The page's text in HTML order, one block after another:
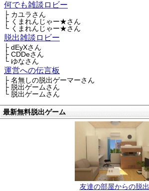
何でも雑談ロビー
├ カユラさん
├ くまれんじゃー★さん
└ くまれんじゃー★さん
脱出雑談ロビー
├ dEyXさん
├ CDDeさん
└ ゆなさん
運営への伝言板
├ 名無しの脱出ゲーマーさん
├ 脱出ゲームさん
└ 脱出ゲームさん
最新無料脱出ゲーム
友達の部屋からの脱出